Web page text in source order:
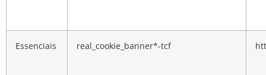
Essenciais real_cookie_banner*-tcf